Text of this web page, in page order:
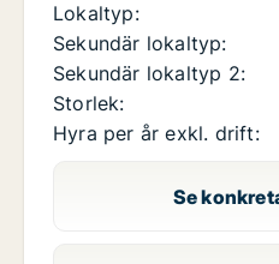
Lokaltyp:
Sekundär lokaltyp:
Sekundär lokaltyp 2:
Storlek:
Hyra per år exkl. drift:
Se